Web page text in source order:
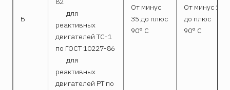
Б
для
реактивных
двигателей ТС-1
по ГОСТ 10227-86
для
реактивных
двигателей РТ по
От минус
35 до плюс
90° С
От минус 10
до плюс
90° С